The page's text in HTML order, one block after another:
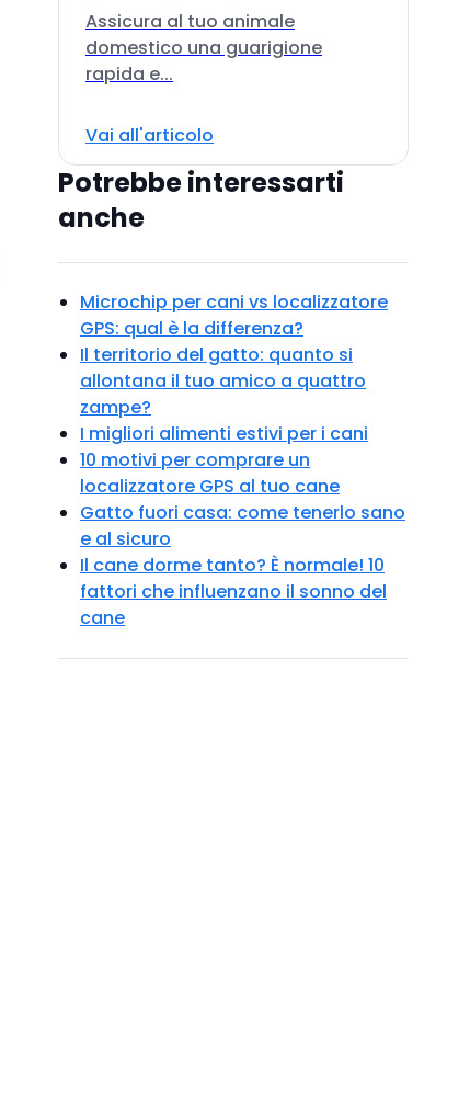
Assicura al tuo animale
domestico una guarigione
rapida e...
Vai all'articolo
Potrebbe interessarti
anche
Microchip per cani vs localizzatore
GPS: qual è la differenza?
Il territorio del gatto: quanto si
allontana il tuo amico a quattro
zampe?
I migliori alimenti estivi per i cani
10 motivi per comprare un
localizzatore GPS al tuo cane
Gatto fuori casa: come tenerlo sano
e al sicuro
Il cane dorme tanto? È normale! 10
fattori che influenzano il sonno del
cane